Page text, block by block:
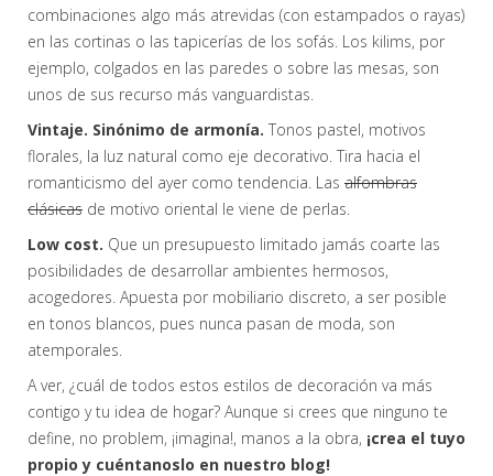
combinaciones algo más atrevidas (con estampados o rayas)
en las cortinas o las tapicerías de los sofás. Los kilims, por
ejemplo, colgados en las paredes o sobre las mesas, son
unos de sus recurso más vanguardistas.
Vintaje. Sinónimo de armonía. Tonos pastel, motivos
florales, la luz natural como eje decorativo. Tira hacia el
romanticismo del ayer como tendencia. Las alfombras
clásicas de motivo oriental le viene de perlas.
Low cost. Que un presupuesto limitado jamás coarte las
posibilidades de desarrollar ambientes hermosos,
acogedores. Apuesta por mobiliario discreto, a ser posible
en tonos blancos, pues nunca pasan de moda, son
atemporales.
A ver, ¿cuál de todos estos estilos de decoración va más
contigo y tu idea de hogar? Aunque si crees que ninguno te
define, no problem, ¡imagina!, manos a la obra, ¡crea el tuyo
propio y cuéntanoslo en nuestro blog!